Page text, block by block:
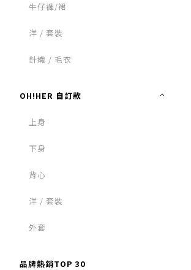
牛仔褲/裙
洋 / 套裝
針織 / 毛衣
OH!HER 自訂款
上身
下身
背心
洋 / 套裝
外套
品牌熱銷TOP 30